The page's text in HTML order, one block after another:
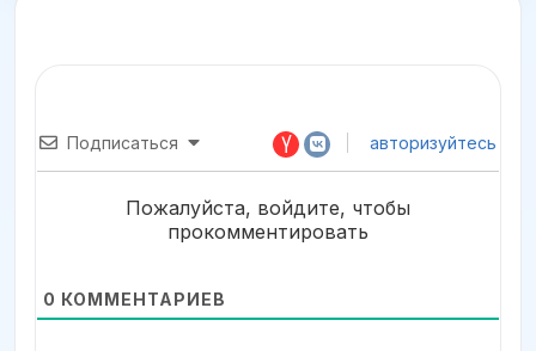
Подписаться авторизуйтесь
Пожалуйста, войдите, чтобы
прокомментировать
0 КОММЕНТАРИЕВ